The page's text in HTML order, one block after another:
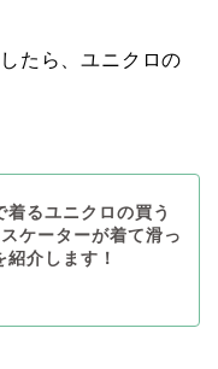
たら、ユニクロの
着るユニクロの買う
ケーターが着て滑っ
紹介します！